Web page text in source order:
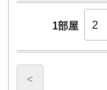
1部屋
<